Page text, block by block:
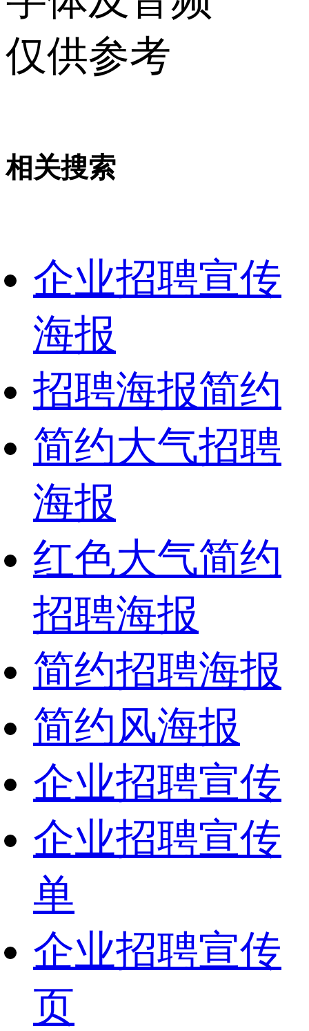
仅供参考
相关搜索
企业招聘宣传
海报
招聘海报简约
简约大气招聘
海报
红色大气简约
招聘海报
简约招聘海报
简约风海报
企业招聘宣传
企业招聘宣传
单
企业招聘宣传
页